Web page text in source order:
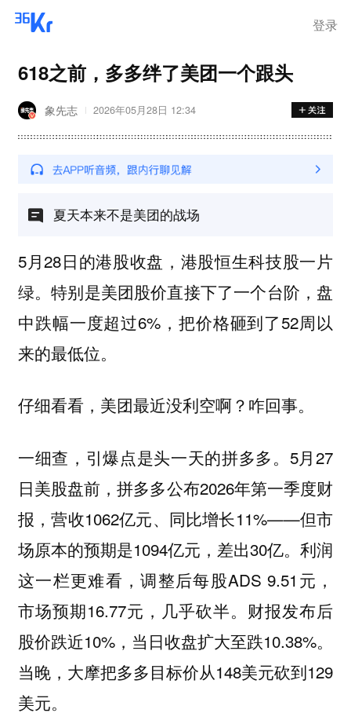
登录
618之前，多多绊了美团一个跟头
象先志 2026年05月28日 12:34
夏天本来不是美团的战场
5月28日的港股收盘，港股恒生科技股一片
绿。特别是美团股价直接下了一个台阶，盘
中跌幅一度超过6%，把价格砸到了52周以
来的最低位。
仔细看看，美团最近没利空啊？咋回事。
一细查，引爆点是头一天的拼多多。5月27
日美股盘前，拼多多公布2026年第一季度财
报，营收1062亿元、同比增长11%——但市
场原本的预期是1094亿元，差出30亿。利润
这一栏更难看，调整后每股ADS 9.51元，
市场预期16.77元，几乎砍半。财报发布后
股价跌近10%，当日收盘扩大至跌10.38%。
当晚，大摩把多多目标价从148美元砍到129
美元。